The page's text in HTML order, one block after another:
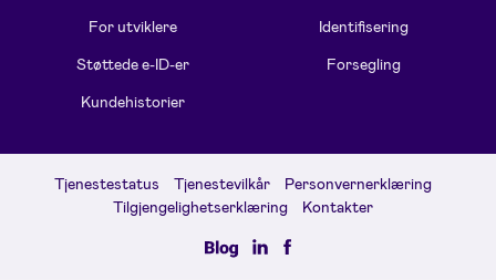
For utviklere
Støttede e-ID-er
Kundehistorier
Identifisering
Forsegling
Tjenestestatus Tjenestevilkår
Personvernerklæring
Tilgjengelighetserklæring
Kontakter